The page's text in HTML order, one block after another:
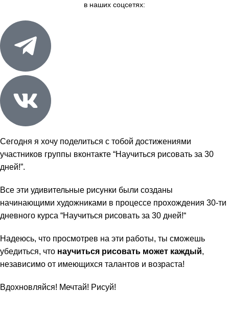
в наших соцсетях:
Сегодня я хочу поделиться с тобой достижениями
участников группы вконтакте “Научиться рисовать за 30
дней!”.
Все эти удивительные рисунки были созданы
начинающими художниками в процессе прохождения 30-ти
дневного курса “Научиться рисовать за 30 дней!“
Надеюсь, что просмотрев на эти работы, ты сможешь
убедиться, что научиться рисовать может каждый,
независимо от имеющихся талантов и возраста!
Вдохновляйся! Мечтай! Рисуй!